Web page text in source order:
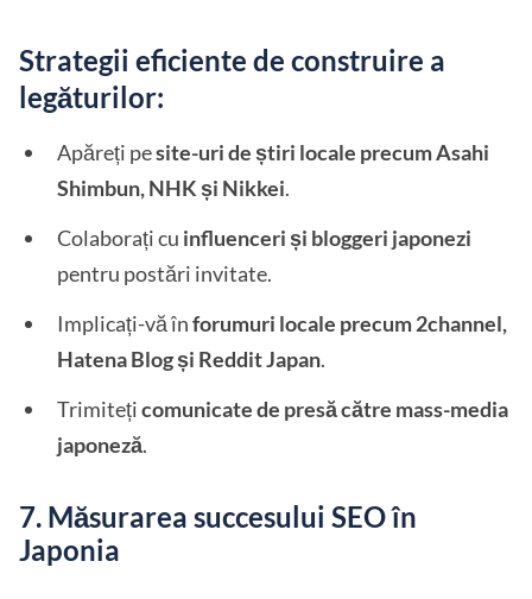
Strategii eficiente de construire a
legăturilor:
Apăreți pesite-uri de știri locale precum Asahi
Shimbun, NHK și Nikkei.
Colaborați cu influenceri și bloggeri japonezi
pentru postări invitate.
Implicați-vă înforumuri locale precum 2channel,
Hatena Blog și Reddit Japan.
Trimitețicomunicate de presă către mass-media
japoneză.
7. Măsurarea succesului SEO în
Japonia